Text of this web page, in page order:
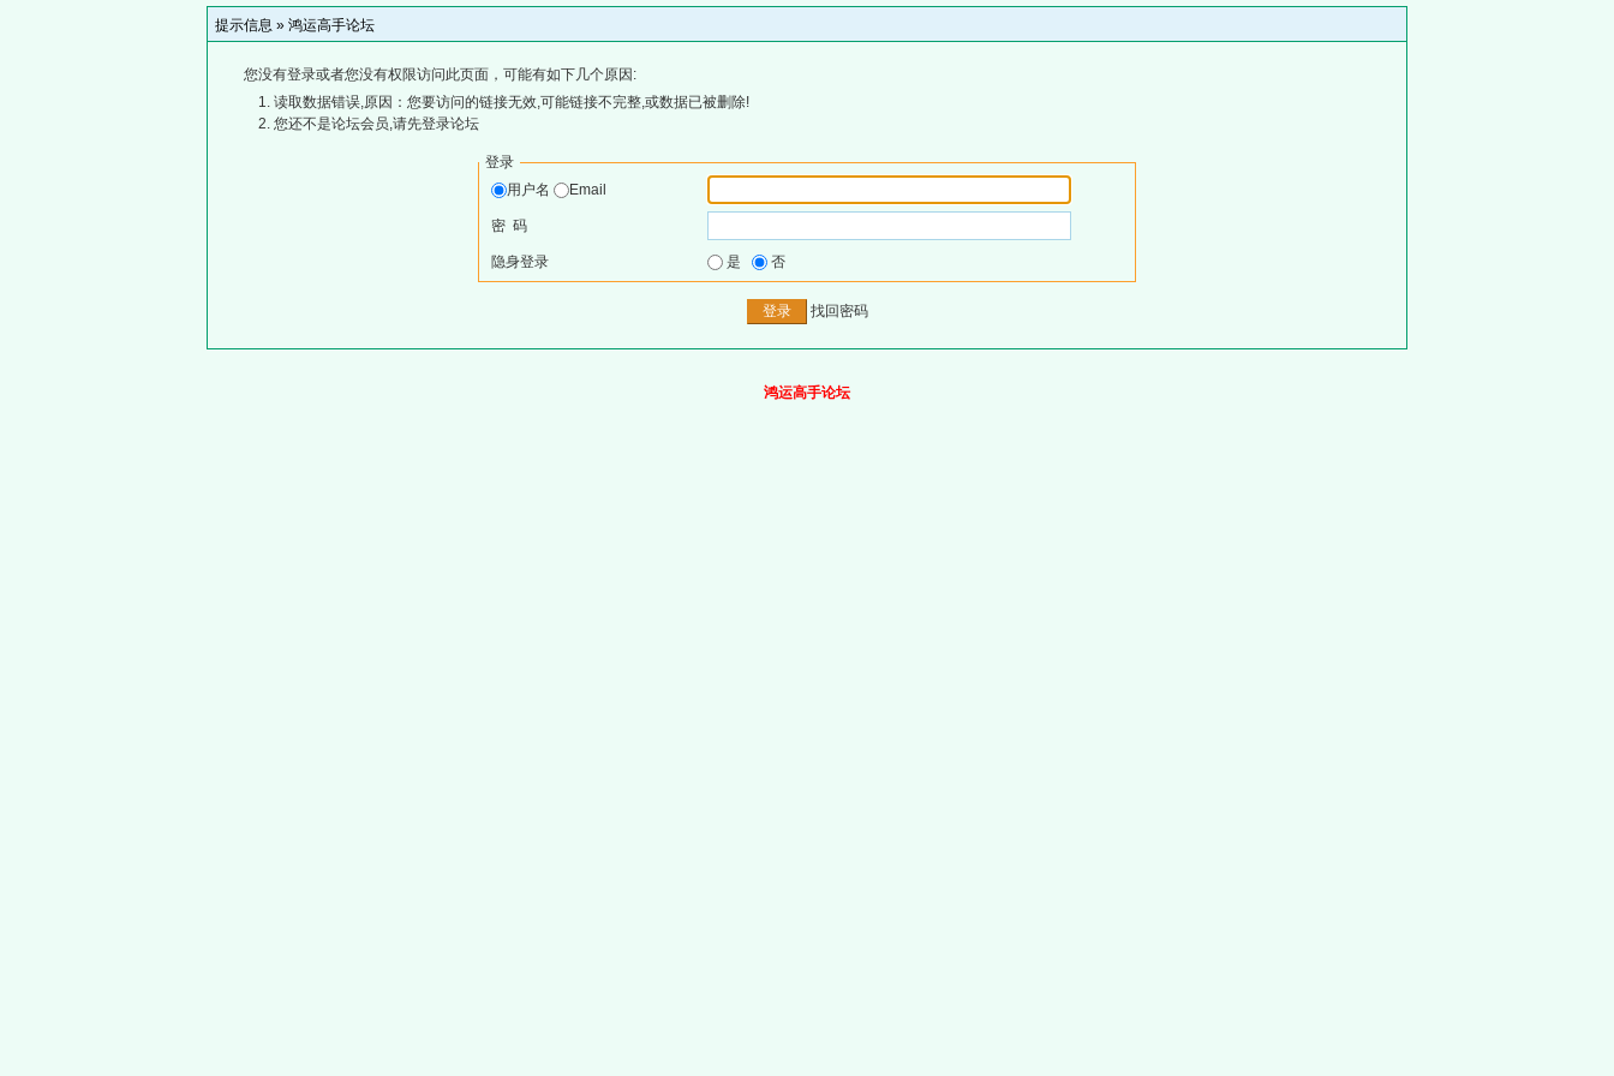
提示信息 » 鸿运高手论坛
您没有登录或者您没有权限访问此页面，可能有如下几个原因:
读取数据错误,原因：您要访问的链接无效,可能链接不完整,或数据已被删除!
您还不是论坛会员,请先登录论坛
登录
用户名
Email
密 码
隐身登录 是 否
找回密码
鸿运高手论坛